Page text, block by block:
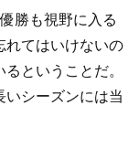
勝も視野に入る
れてはいけないの
ということだ。
いシーズンには当